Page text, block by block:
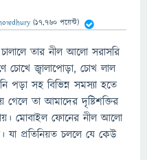
(17,760 পয়েন্ট)
তার নীল আলো সরাসরি
জ্বালাপোড়া, চোখ লাল
পড়া সহ বিভিন্ন সমস্যা হতে
গেলে তা আমাদের দৃষ্টিশক্তির
মোবাইল ফোনের নীল আলো
যা প্রতিনিয়ত চললে যে কেউ